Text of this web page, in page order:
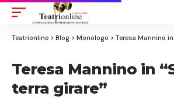
Teatrionline > Blog > Monologo > Teresa Mannino
Teresa Mannino in
terra girare”